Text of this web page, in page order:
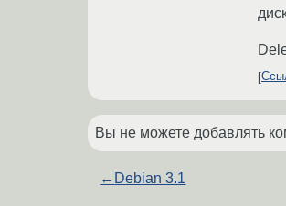
Вы не можете добавлять
← Debian 3.1